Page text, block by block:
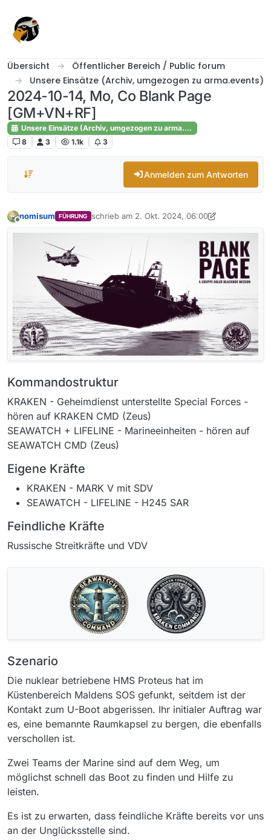
Übersicht
Öffentlicher Bereich / Public forum
Unsere Einsätze (Archiv, umgezogen zu arma.events)
2024-10-14, Mo, Co Blank Page
[GM+VN+RF]
Unsere Einsätze (Archiv, umgezogen zu arma.events)
8
3 1.1k 3
Anmelden zum Antworten
nomisum FÜHRUNG schrieb am 2. Okt. 2024, 06:00
zuletzt editiert von nomisum
Kommandostruktur
KRAKEN - Geheimdienst unterstellte Special Forces -
hören auf KRAKEN CMD (Zeus)
SEAWATCH + LIFELINE - Marineeinheiten - hören auf
SEAWATCH CMD (Zeus)
Eigene Kräfte
KRAKEN - MARK V mit SDV
SEAWATCH - LIFELINE - H245 SAR
Feindliche Kräfte
Russische Streitkräfte und VDV
Szenario
Die nuklear betriebene HMS Proteus hat im
Küstenbereich Maldens SOS gefunkt, seitdem ist der
Kontakt zum U-Boot abgerissen. Ihr initialer Auftrag war
es, eine bemannte Raumkapsel zu bergen, die ebenfalls
verschollen ist.
Zwei Teams der Marine sind auf dem Weg, um
möglichst schnell das Boot zu finden und Hilfe zu
leisten.
Es ist zu erwarten, dass feindliche Kräfte bereits vor uns
an der Unglücksstelle sind.